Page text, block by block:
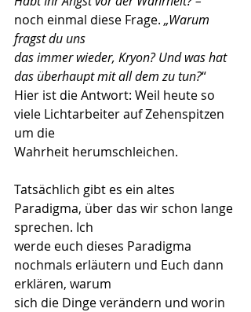
noch einmal diese Frage. „Warum
fragst du uns
das immer wieder, Kryon? Und was hat
das überhaupt mit all dem zu tun?“
Hier ist die Antwort: Weil heute so
viele Lichtarbeiter auf Zehenspitzen
um die
Wahrheit herumschleichen.
Tatsächlich gibt es ein altes
Paradigma, über das wir schon lange
sprechen. Ich
werde euch dieses Paradigma
nochmals erläutern und Euch dann
erklären, warum
sich die Dinge verändern und worin